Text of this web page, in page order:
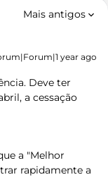
Mais antigos
year ago
Deve ter
a cessação
a "Melhor
rapidamente a